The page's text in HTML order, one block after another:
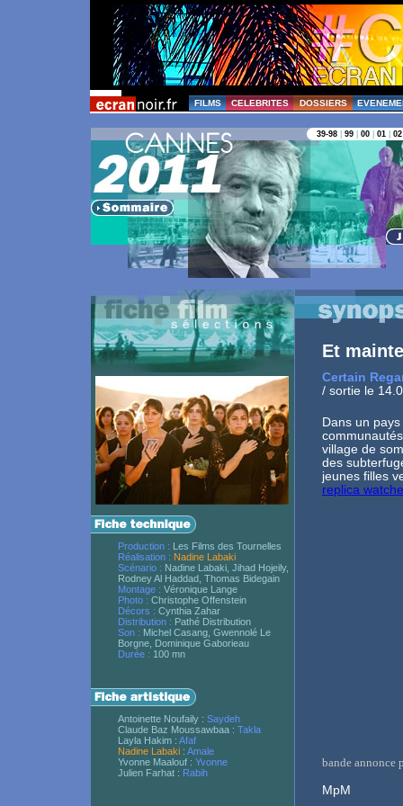
FILMS CELEBRITES DOSSIERS
39-98 99 00 01 02
Production : Les Films des Tournelles
Réalisation : Nadine Labaki
Scénario : Nadine Labaki, Jihad Hojeily,
Rodney Al Haddad, Thomas Bidegain
Montage : Véronique Lange
Photo : Christophe Offenstein
Décors : Cynthia Zahar
Distribution : Pathé Distribution
Son : Michel Casang, Gwennolé Le
Borgne, Dominique Gaborieau
Durée : 100 mn
Antoinette Noufaily : Saydeh
Claude Baz Moussawbaa : Takla
Layla Hakim : Afaf
Nadine Labaki : Amale
Yvonne Maalouf : Yvonne
Julien Farhat : Rabih
Et
Certain
/ sortie le
Dans un
village de
des
jeunes filles
replica
bande annonce
MpM